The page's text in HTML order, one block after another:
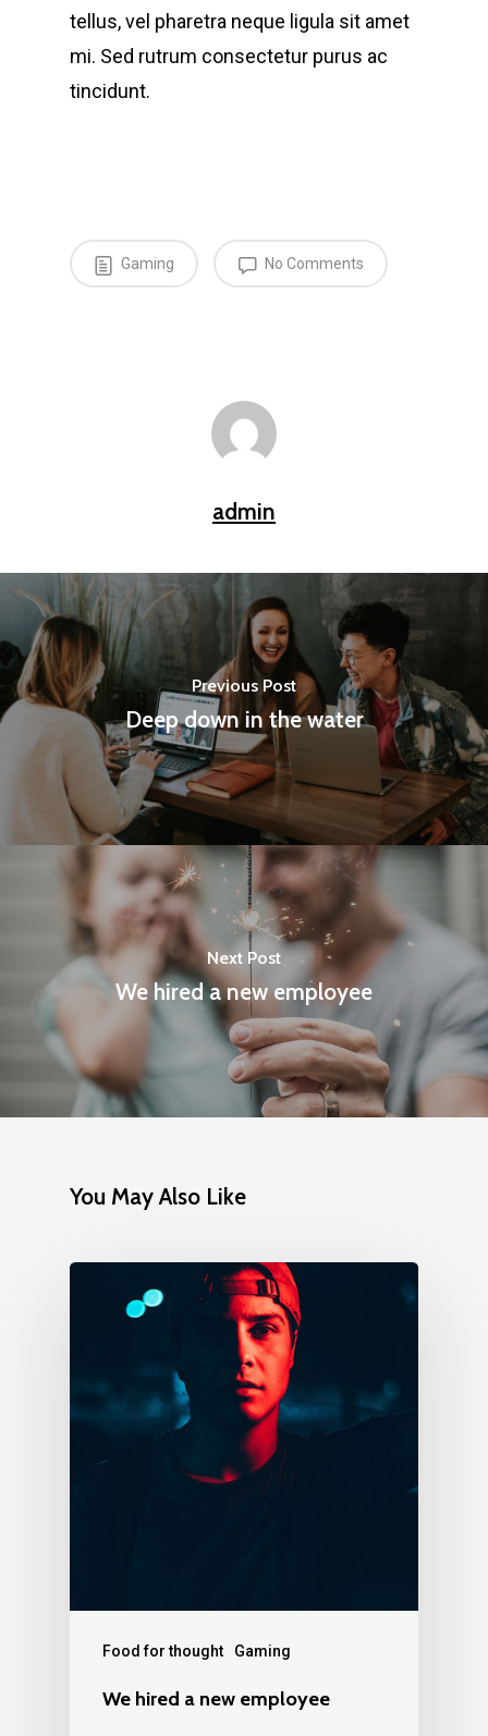
tellus, vel pharetra neque ligula sit amet
mi. Sed rutrum consectetur purus ac
tincidunt.
Gaming No Comments
admin
Previous Post
Deep down in the water
Next Post
We hired a new employee
You May Also Like
Food for thought Gaming
We hired a new employee